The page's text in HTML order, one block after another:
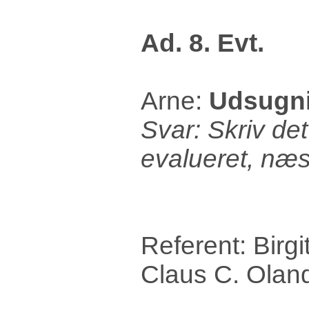
Ad. 8. Evt.
Arne:
Svar: Skriv
evalueret,
Claus C.